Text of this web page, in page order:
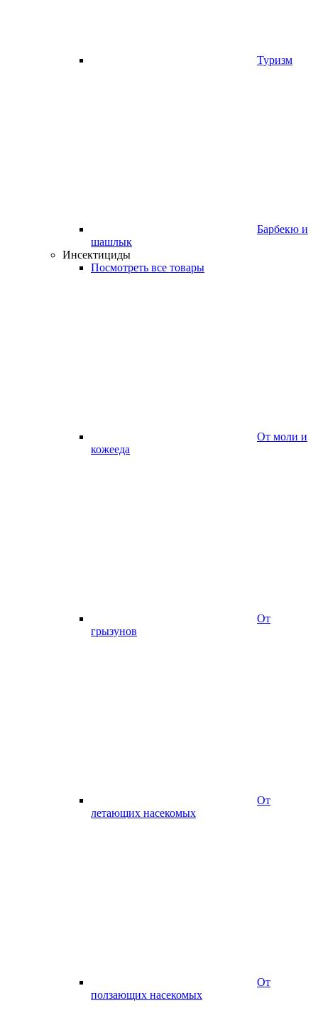
Туризм
Барбекю и
шашлык
Инсектициды
Посмотреть все товары
От моли и
кожееда
От
грызунов
От
летающих насекомых
От
ползающих насекомых